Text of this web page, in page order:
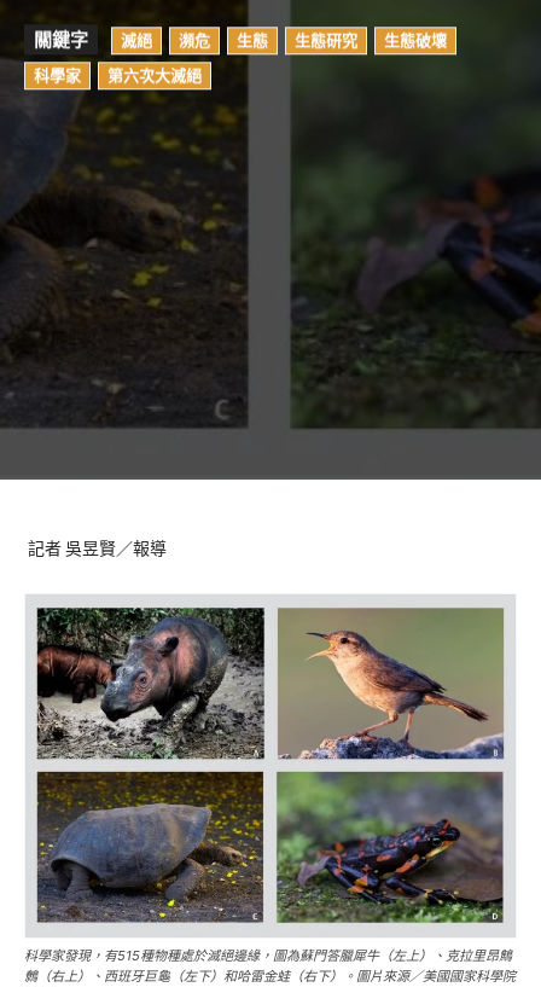
關鍵字 滅絕 瀕危 生態 生態研究
生態破壞
科學家
第六次大滅絕
記者 吳昱賢／報導
科學家發現，有515種物種處於滅絕邊緣，圖為蘇門答臘犀牛（左上）、克拉里昂鷦
鷯（右上）、西班牙巨龜（左下）和哈雷金蛙（右下）。圖片來源／美國國家科學院